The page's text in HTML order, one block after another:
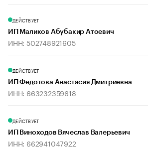
ДЕЙСТВУЕТ
ИП Маликов Абубакир Атоевич
ИНН: 502748921605
ДЕЙСТВУЕТ
ИП Федотова Анастасия Дмитриевна
ИНН: 663232359618
ДЕЙСТВУЕТ
ИП Виноходов Вячеслав Валерьевич
ИНН: 662941047922